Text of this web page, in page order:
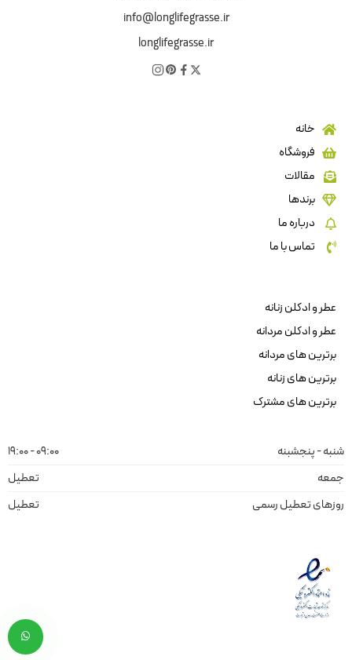
info@longlifegrasse.ir
longlifegrasse.ir
خانه
فروشگاه
مقالات
برندها
درباره ما
تماس با ما
عطر و ادکلن زنانه
عطر و ادکلن مردانه
برترین های مردانه
برترین های زنانه
برترین های مشترک
شنبه - پنجشبنه
09:00 - 19:00
جمعه
تعطیل
روزهای تعطیل رسمی
تعطیل